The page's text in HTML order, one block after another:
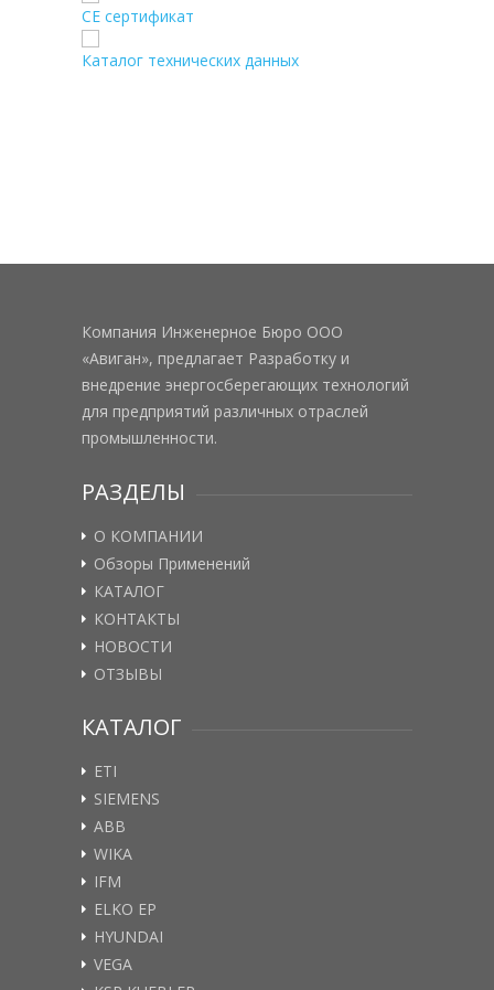
CE сертификат
Каталог технических данных
Компания Инженерное Бюро ООО
«Авиган», предлагает Разработку и
внедрение энергосберегающих технологий
для предприятий различных отраслей
промышленности.
РАЗДЕЛЫ
О КОМПАНИИ
Обзоры Применений
КАТАЛОГ
КОНТАКТЫ
НОВОСТИ
ОТЗЫВЫ
КАТАЛОГ
ETI
SIEMENS
ABB
WIKA
IFM
ELKO EP
HYUNDAI
VEGA